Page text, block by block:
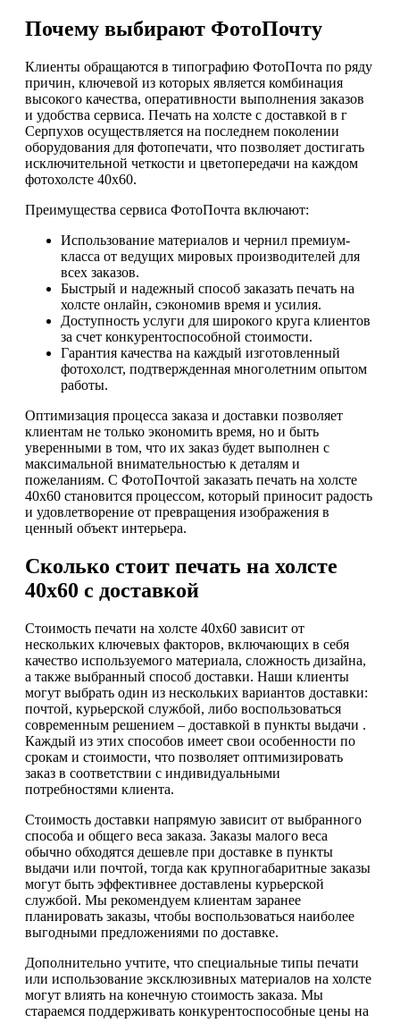
Почему выбирают ФотоПочту
Клиенты обращаются в типографию ФотоПочта по ряду
причин, ключевой из которых является комбинация
высокого качества, оперативности выполнения заказов
и удобства сервиса. Печать на холсте с доставкой в г
Серпухов осуществляется на последнем поколении
оборудования для фотопечати, что позволяет достигать
исключительной четкости и цветопередачи на каждом
фотохолсте 40х60.
Преимущества сервиса ФотоПочта включают:
Использование материалов и чернил премиум-
класса от ведущих мировых производителей для
всех заказов.
Быстрый и надежный способ заказать печать на
холсте онлайн, сэкономив время и усилия.
Доступность услуги для широкого круга клиентов
за счет конкурентоспособной стоимости.
Гарантия качества на каждый изготовленный
фотохолст, подтвержденная многолетним опытом
работы.
Оптимизация процесса заказа и доставки позволяет
клиентам не только экономить время, но и быть
уверенными в том, что их заказ будет выполнен с
максимальной внимательностью к деталям и
пожеланиям. С ФотоПочтой заказать печать на холсте
40х60 становится процессом, который приносит радость
и удовлетворение от превращения изображения в
ценный объект интерьера.
Сколько стоит печать на холсте
40х60 с доставкой
Стоимость печати на холсте 40х60 зависит от
нескольких ключевых факторов, включающих в себя
качество используемого материала, сложность дизайна,
а также выбранный способ доставки. Наши клиенты
могут выбрать один из нескольких вариантов доставки:
почтой, курьерской службой, либо воспользоваться
современным решением – доставкой в пункты выдачи .
Каждый из этих способов имеет свои особенности по
срокам и стоимости, что позволяет оптимизировать
заказ в соответствии с индивидуальными
потребностями клиента.
Стоимость доставки напрямую зависит от выбранного
способа и общего веса заказа. Заказы малого веса
обычно обходятся дешевле при доставке в пункты
выдачи или почтой, тогда как крупногабаритные заказы
могут быть эффективнее доставлены курьерской
службой. Мы рекомендуем клиентам заранее
планировать заказы, чтобы воспользоваться наиболее
выгодными предложениями по доставке.
Дополнительно учтите, что специальные типы печати
или использование эксклюзивных материалов на холсте
могут влиять на конечную стоимость заказа. Мы
стараемся поддерживать конкурентоспособные цены на